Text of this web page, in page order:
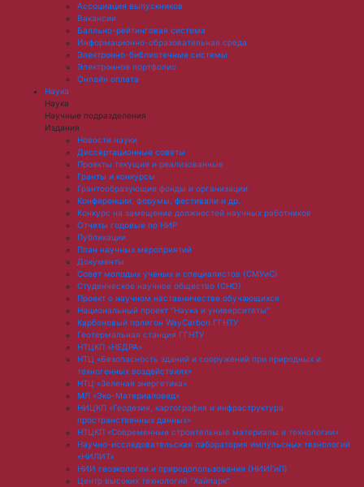
Ассоциация выпускников
Вакансии
Балльно-рейтинговая система
Информационно-образовательная среда
Электронно-библиотечные системы
Электронное портфолио
Онлайн оплата
Наука
Наука
Научные подразделения
Издания
Новости науки
Диссертационные советы
Проекты текущие и реализованные
Гранты и конкурсы
Грантообразующие фонды и организации
Конференции, форумы, фестивали и др.
Конкурс на замещение должностей научных работников
Отчеты годовые по НИР
Публикации
План научныx мероприятий
Документы
Совет молодых ученых и специалистов (СМУиС)
Студенческое научное общество (СНО)
Проект о научном наставничестве обучающихся
Национальный проект "Наука и университеты"
Карбоновый полигон WayCarbon ГГНТУ
Геотермальная станция ГГНТУ
НТЦКП «НЕДРА»
НТЦ «Безопасность зданий и сооружений при природных и
техногенных воздействиях»
НТЦ «Зеленая энергетика»
МЛ «Эко-Материаловед»
НИЦКП «Геодезия, картография и инфраструктура
пространственных данных»
НТЦКП «Современные строительные материалы и технологии»
Научно-исследовательская лаборатория импульсных технологий
«НИЛИТ»
НИИ геоэкологии и природопользования (НИИГиП)
Центр высоких технологий "Хайпарк"